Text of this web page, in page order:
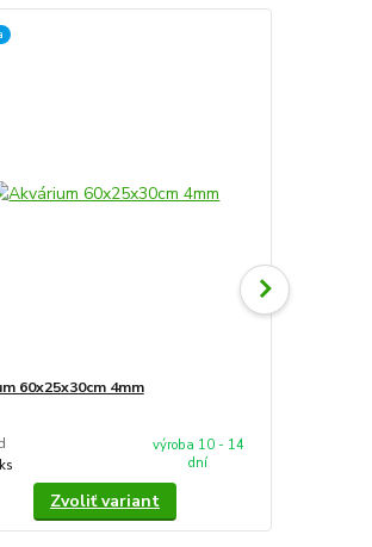
60x25x30cm 4mm
výroba 10 - 14
dní
Zvoliť variant